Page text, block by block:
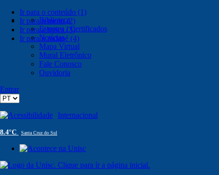
Ir para o conteúdo (1)
Ir para o menu (2)
Ir para a busca (3)
Ir para o rodapé (4)
Biblioteca
Eventos / Certificados
Notícias
Mapa Virtual
Mural Eletrônico
Fale Conosco
Ouvidoria
Entrar
Acessibilidade Internacional
8.4°C Santa Cruz do Sul